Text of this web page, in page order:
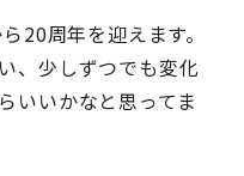
20周年を迎えます。
、少しずつでも変化
いいかなと思ってま